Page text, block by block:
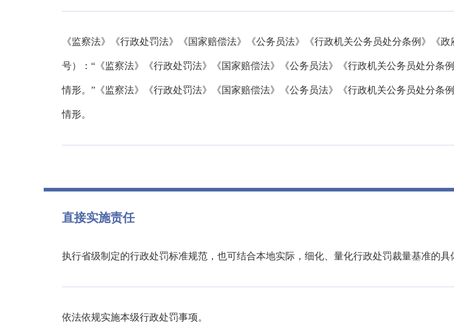
《监察法》《行政处罚法》《国家赔偿法》《公务员法》《行政机关公务员处分条例》《
号）：“《监察法》《行政处罚法》《国家赔偿法》《公务员法》《行政机关公务员处分
情形。”《监察法》《行政处罚法》《国家赔偿法》《公务员法》《行政机关公务员处分
情形。
直接实施责任
执行省级制定的行政处罚标准规范，也可结合本地实际，细化、量化行政处罚裁量基准的具
依法依规实施本级行政处罚事项。